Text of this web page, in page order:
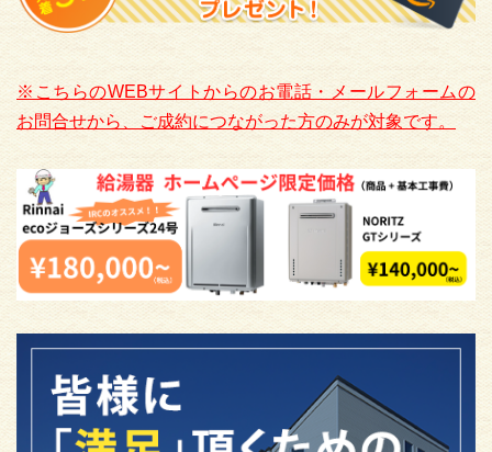
※こちらのWEBサイトからのお電話・メールフォームの
お問合せから、ご成約につながった方のみが対象です。